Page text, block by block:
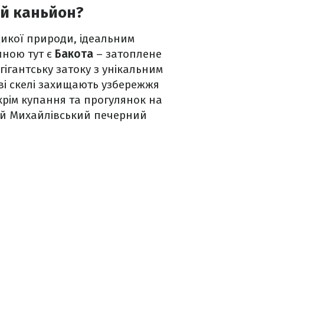
каньйон?
природи, ідеальним
тут є Бакота – затоплене
затоку з унікальним
скелі захищають узбережжя
купання та прогулянок на
Михайлівський печерний